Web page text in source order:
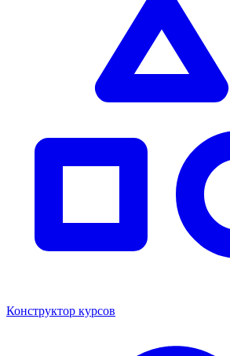
Конструктор курсов